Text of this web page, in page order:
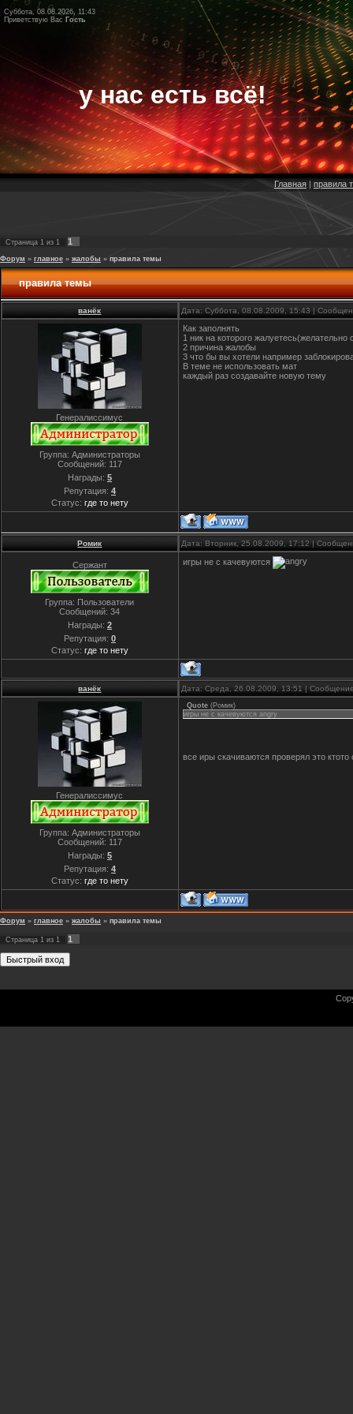
Суббота, 08.08.2026, 11:43
Приветствую Вас Гость
у нас есть всё!
Главная | правила
Страница 1 из 1 1
Форум » главное » жалобы » правила темы
правила темы
ванёк Дата: Суббота, 08.08.2009, 15:43 |
Генералиссимус
Группа: Администраторы
Сообщений: 117
Награды: 5
Репутация: 4
Статус: где то нету
Как заполнять
1 ник на которого
2 причина жалобы
3 что бы вы хотели например
В теме не использовать мат
каждый раз создавайте новую тему
Ромик Дата: Вторник, 25.08.2009, 17:12 |
Сержант
Группа: Пользователи
Сообщений:34
Награды: 2
Репутация: 0
Статус: где то нету
игры не с качевуются
ванёк Дата: Среда, 26.08.2009, 13:51 |
Генералиссимус
Группа: Администраторы
Сообщений: 117
Награды: 5
Репутация: 4
Статус: где то нету
Quote (Ромик)
игры не с качевуются angry
все иры скачиваются проверял это
Форум » главное » жалобы » правила темы
Страница 1 из 1 1